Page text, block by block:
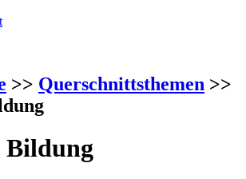
>> Querschnittsthemen >>
Bildung